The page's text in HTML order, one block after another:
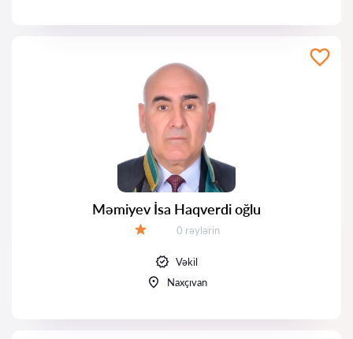
Məmiyev İsa Haqverdi oğlu
Rəylər:
0 rəylərin
Vəkil
Naxçıvan